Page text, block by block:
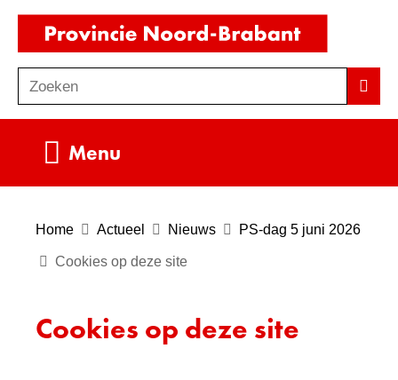
Ga
de
inhoud
o
e
Zoeken
Menu
Home Actueel Nieuws PS-dag 5 juni 2026
Cookies op deze site
Cookies op deze site